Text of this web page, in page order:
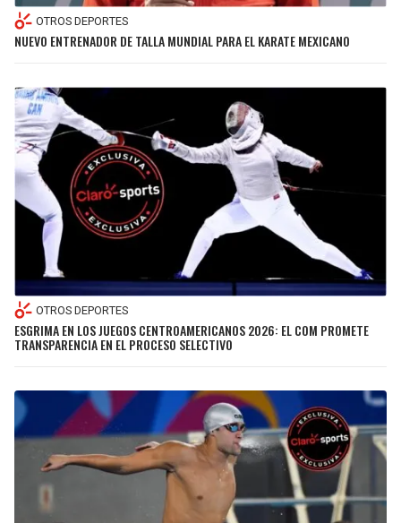
OTROS DEPORTES
NUEVO ENTRENADOR DE TALLA MUNDIAL PARA EL KARATE MEXICANO
OTROS DEPORTES
ESGRIMA EN LOS JUEGOS CENTROAMERICANOS 2026: EL COM PROMETE
TRANSPARENCIA EN EL PROCESO SELECTIVO